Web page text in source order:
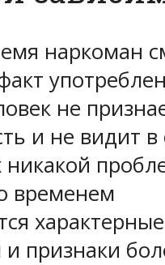
наркоман
не
и не видит в
никакой
временем
характерные
признаки